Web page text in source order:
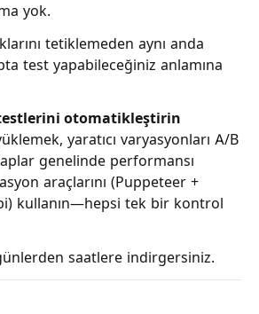
yok.
tetiklemeden aynı anda
test yapabileceğiniz anlamına
testlerini otomatikleştirin
yaratıcı varyasyonları A/B
genelinde performansı
araçlarını (Puppeteer +
kullanın—hepsi tek bir kontrol
saatlere indirgersiniz.